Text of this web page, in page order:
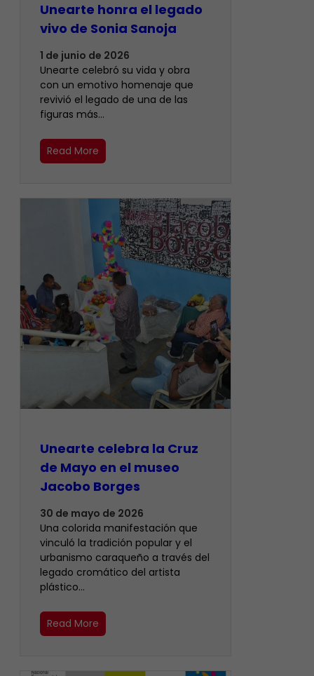
Unearte honra el legado
vivo de Sonia Sanoja
1 de junio de 2026
Unearte celebró su vida y obra
con un emotivo homenaje que
revivió el legado de una de las
figuras más…
Read More
Unearte celebra la Cruz
de Mayo en el museo
Jacobo Borges
30 de mayo de 2026
Una colorida manifestación que
vinculó la tradición popular y el
urbanismo caraqueño a través del
legado cromático del artista
plástico…
Read More